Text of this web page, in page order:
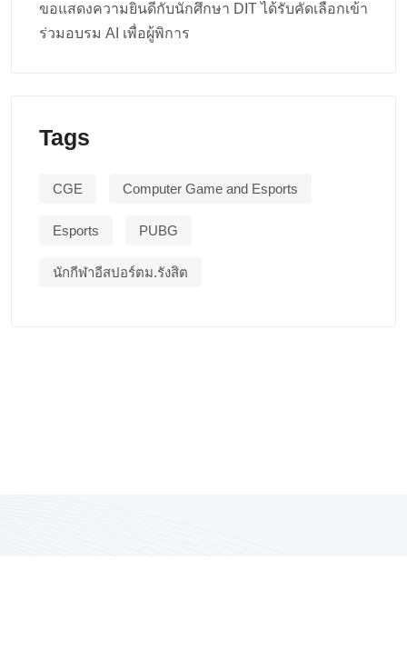
ขอแสดงความยินดีกับนักศึกษา DIT ได้รับคัดเลือกเข้า
ร่วมอบรม AI เพื่อผู้พิการ
Tags
CGE Computer Game and Esports
Esports PUBG
นักกีฬาอีสปอร์ตม.รังสิต